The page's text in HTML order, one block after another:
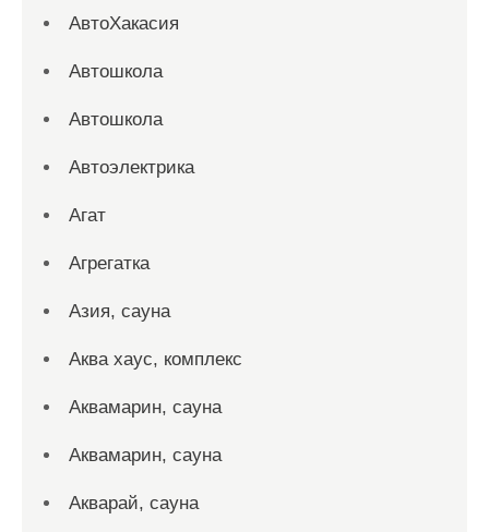
АвтоХакасия
Автошкола
Автошкола
Автоэлектрика
Агат
Агрегатка
Азия, сауна
Аква хаус, комплекс
Аквамарин, сауна
Аквамарин, сауна
Акварай, сауна